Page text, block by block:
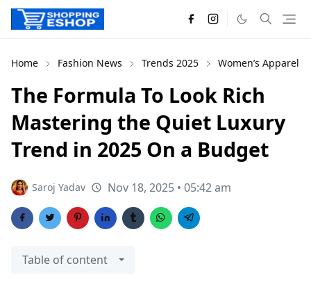
Home Fashion News Trends 2025 Women’s Apparel
The Formula To Look Rich
Mastering the Quiet Luxury
Trend in 2025 On a Budget
Saroj Yadav Nov 18, 2025 • 05:42 am
Table of content